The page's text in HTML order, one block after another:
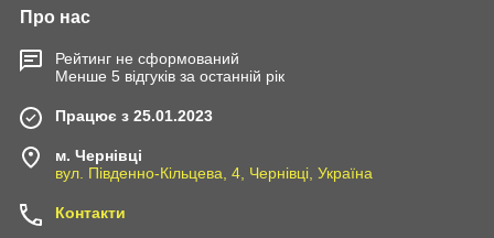
Про нас
Рейтинг не сформований
Менше 5 відгуків за останній рік
Працює з 25.01.2023
м. Чернівці
вул. Південно-Кільцева, 4, Чернівці, Україна
Контакти